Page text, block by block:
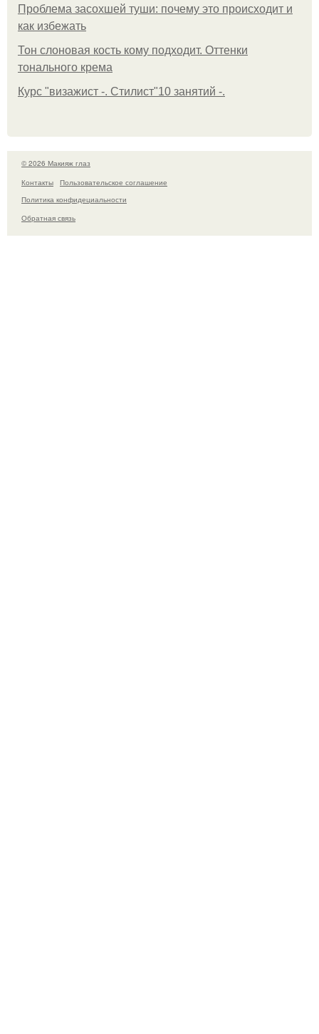
Проблема засохшей туши: почему это происходит и
как избежать
Тон слоновая кость кому подходит. Оттенки
тонального крема
Курс "визажист -. Стилист"10 занятий -.
© 2026 Макияж глаз
Контакты
Пользовательское соглашение
Политика конфидециальности
Обратная связь